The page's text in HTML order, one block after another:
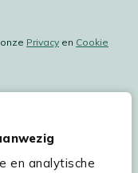
en analytische
Privacy en Cookie